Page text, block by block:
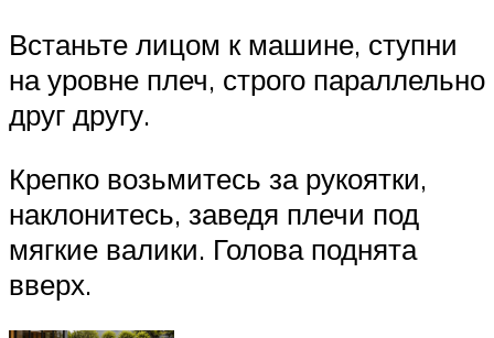
Встаньте лицом к машине, ступни
на уровне плеч, строго параллельно
друг другу.
Крепко возьмитесь за рукоятки,
наклонитесь, заведя плечи под
мягкие валики. Голова поднята
вверх.